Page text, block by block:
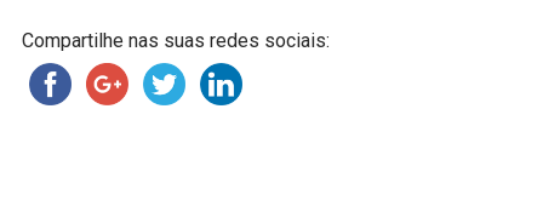
Compartilhe nas suas redes sociais: